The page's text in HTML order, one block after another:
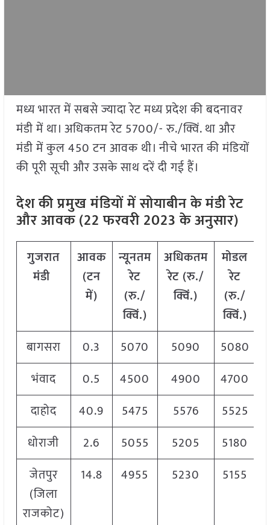
मध्य भारत में सबसे ज्यादा रेट मध्य प्रदेश की बदनावर
मंडी में था। अधिकतम रेट 5700/- रु./क्विं. था और
मंडी में कुल 450 टन आवक थी। नीचे भारत की मंडियों
की पूरी सूची और उसके साथ दरें दी गई हैं।
देश की प्रमुख मंडियों में सोयाबीन के मंडी रेट
और आवक (22 फरवरी 2023 के अनुसार)
गुजरात
मंडी
आवक
(टन
में)
न्यूनतम
रेट
(रु./
क्विं.)
अधिकतम
रेट (रु./
क्विं.)
मोडल
रेट
(रु./
क्विं.)
बागसरा
0.3 5070 5090
5080
भंवाद
0.5 4500 4900
4700
दाहोद
40.9 5475 5576
5525
धोराजी
2.6 5055 5205
5180
जेतपुर
(जिला
राजकोट)
14.8 4955 5230 5155